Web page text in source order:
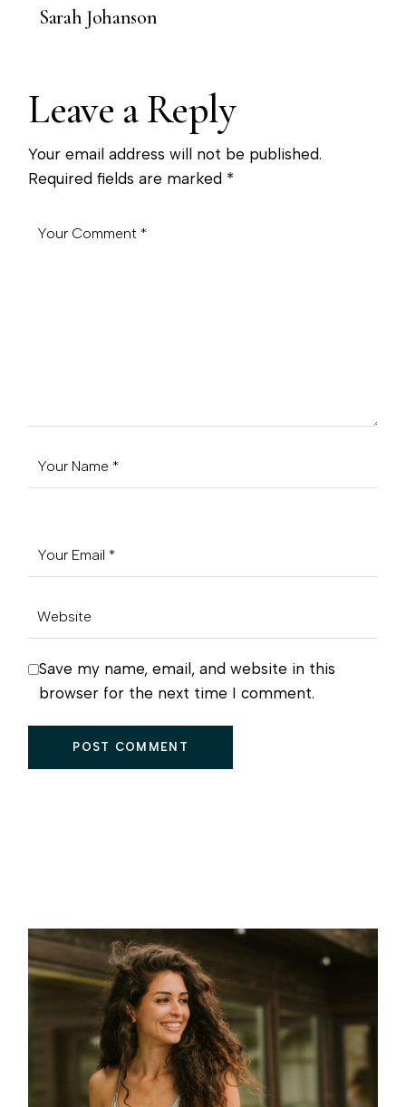
Sarah Johanson
Leave a Reply
Your email address will not be published.
Required fields are marked *
Save my name, email, and website in this
browser for the next time I comment.
POST COMMENT